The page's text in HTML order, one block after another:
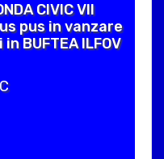
CIVIC VII
pus in vanzare
BUFTEA ILFOV